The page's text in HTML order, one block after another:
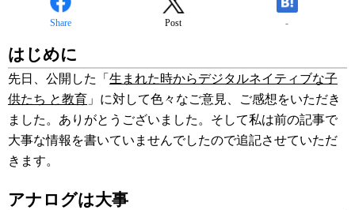
Share Post -
はじめに
先日、公開した「 生まれた時からデジタルネイティブな子
供たち と教育 」に対して色々なご意見、ご感想をいただき
ました。ありがとうございました。そして私は前の記事で
大事な情報を書いていませんでしたので追記させていただ
きます。
アナログは大事